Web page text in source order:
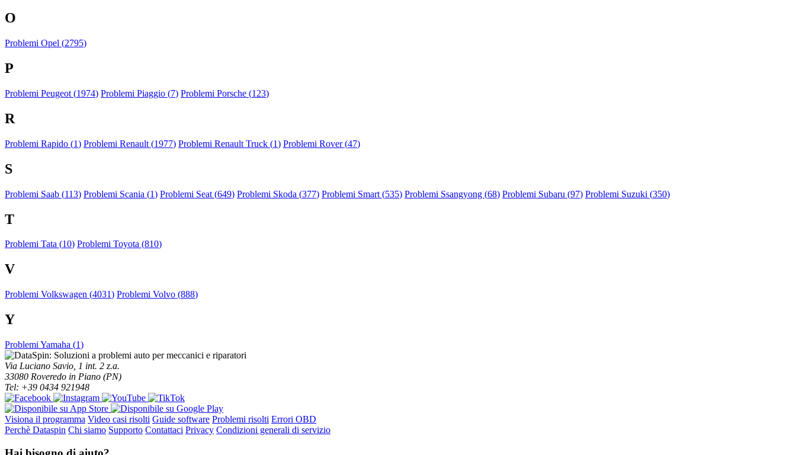
O
Problemi Opel (2795)
P
Problemi Peugeot (1974) Problemi Piaggio (7) Problemi Porsche (123)
R
Problemi Rapido (1) Problemi Renault (1977) Problemi Renault Truck (1) Problemi Rover (47)
S
Problemi Saab (113) Problemi Scania (1) Problemi Seat (649) Problemi Skoda (377) Problemi Smart (535) Problemi Ssangyong (68) Problemi Subaru (97) Problemi Suzuki (350)
T
Problemi Tata (10) Problemi Toyota (810)
V
Problemi Volkswagen (4031) Problemi Volvo (888)
Y
Problemi Yamaha (1)
Via Luciano Savio, 1 int. 2 z.a.
33080 Roveredo in Piano (PN)
Tel: +39 0434 921948
Visiona il programma Video casi risolti Guide software Problemi risolti Errori OBD
Perchè Dataspin Chi siamo Supporto Contattaci Privacy Condizioni generali di servizio